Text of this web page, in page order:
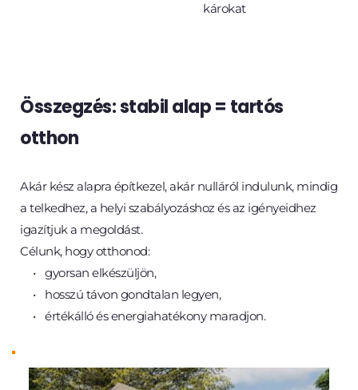
károkat
Összegzés: stabil alap = tartós
otthon
Akár kész alapra építkezel, akár nulláról indulunk, mindig
a telkedhez, a helyi szabályozáshoz és az igényeidhez
igazítjuk a megoldást.
Célunk, hogy otthonod:
gyorsan elkészüljön,
hosszú távon gondtalan legyen,
értékálló és energiahatékony maradjon.